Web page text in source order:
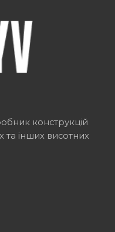
конструкцій
та інших висотних